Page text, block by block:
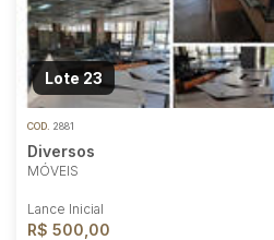
Lote 23
COD. 2881
Diversos
MÓVEIS
Lance Inicial
R$ 500,00